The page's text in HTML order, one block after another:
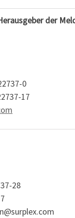
der
0
17
28